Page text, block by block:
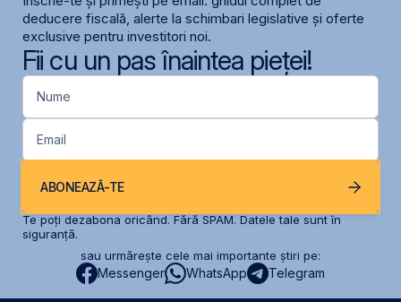
deducere fiscală, alerte la schimbari legislative și oferte
exclusive pentru investitori noi.
Fii cu un pas înaintea pieței!
Nume
Email
ABONEAZĂ-TE
Te poți dezabona oricând. Fără SPAM. Datele tale sunt în
siguranță.
sau urmărește cele mai importante știri pe:
Messenger WhatsApp Telegram